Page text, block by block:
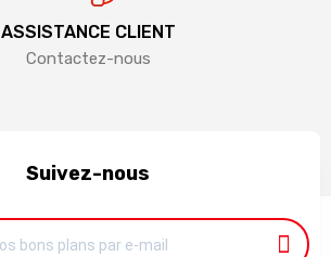
ASSISTANCE CLIENT
Contactez-nous
Suivez-nous